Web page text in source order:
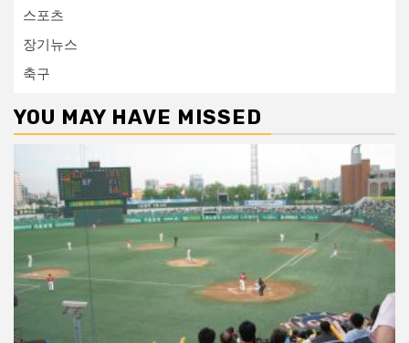
스포츠
장기뉴스
축구
YOU MAY HAVE MISSED